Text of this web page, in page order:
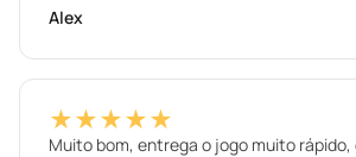
Alex
★★★★★
Muito bom, entrega o jogo muito rápido,